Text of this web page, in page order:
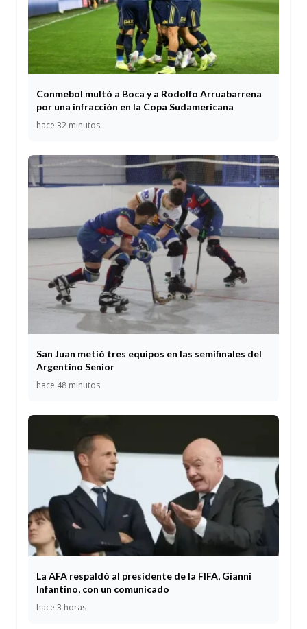
Conmebol multó a Boca y a Rodolfo Arruabarrena
por una infracción en la Copa Sudamericana
hace 32 minutos
San Juan metió tres equipos en las semifinales del
Argentino Senior
hace 48 minutos
La AFA respaldó al presidente de la FIFA, Gianni
Infantino, con un comunicado
hace 3 horas